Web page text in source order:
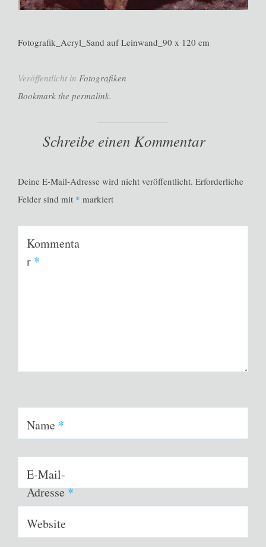
Fotografik_Acryl_Sand auf Leinwand_90 x 120 cm
Veröffentlicht in Fotografiken
Bookmark the permalink.
Schreibe einen Kommentar
Deine E-Mail-Adresse wird nicht veröffentlicht. Erforderliche
Felder sind mit * markiert
Kommenta
r *
Name *
E-Mail-
Adresse*
Website